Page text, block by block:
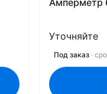
Амперметр
Уточняйте
Под заказ ·